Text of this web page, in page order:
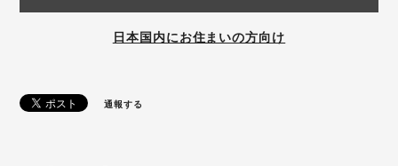
日本国内にお住まいの方向け
通報する